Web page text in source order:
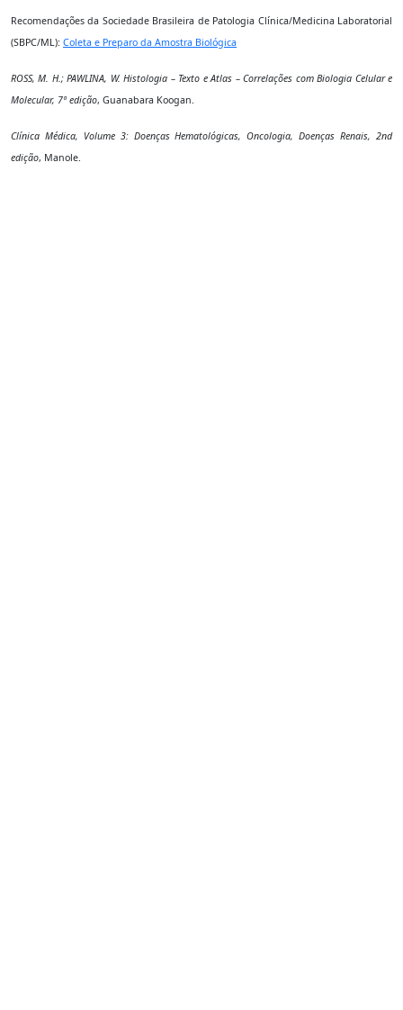
Recomendações da Sociedade Brasileira de Patologia Clínica/Medicina Laboratorial
(SBPC/ML): Coleta e Preparo da Amostra Biológica
ROSS, M. H.; PAWLINA, W. Histologia – Texto e Atlas – Correlações com Biologia Celular e
Molecular, 7ª edição, Guanabara Koogan.
Clínica Médica, Volume 3: Doenças Hematológicas, Oncologia, Doenças Renais, 2nd
edição, Manole.